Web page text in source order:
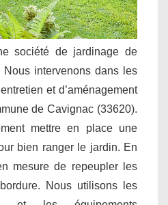
société de jardinage de
Nous intervenons dans les
et d’aménagement
de Cavignac (33620).
mettre en place une
bien ranger le jardin. En
mesure de repeupler les
Nous utilisons les